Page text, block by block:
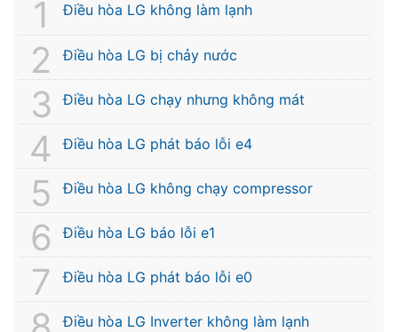
Điều hòa LG không làm lạnh
Điều hòa LG bị chảy nước
Điều hòa LG chạy nhưng không mát
Điều hòa LG phát báo lỗi e4
Điều hòa LG không chạy compressor
Điều hòa LG báo lỗi e1
Điều hòa LG phát báo lỗi e0
Điều hòa LG Inverter không làm lạnh